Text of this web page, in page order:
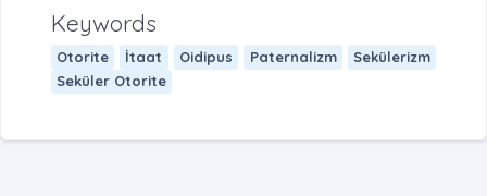
Keywords
Otorite İtaat Oidipus Paternalizm
Sekülerizm
Seküler Otorite